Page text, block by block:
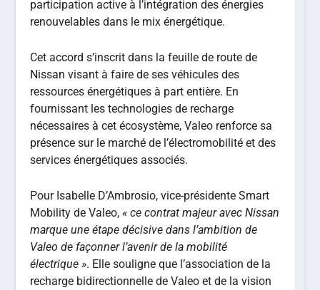
participation active à l’intégration des énergies
renouvelables dans le mix énergétique.
Cet accord s’inscrit dans la feuille de route de
Nissan visant à faire de ses véhicules des
ressources énergétiques à part entière. En
fournissant les technologies de recharge
nécessaires à cet écosystème, Valeo renforce sa
présence sur le marché de l’électromobilité et des
services énergétiques associés.
Pour Isabelle D’Ambrosio, vice-présidente Smart
Mobility de Valeo,« ce contrat majeur avec Nissan
marque une étape décisive dans l’ambition de
Valeo de façonner l’avenir de la mobilité
électrique ». Elle souligne que l’association de la
recharge bidirectionnelle de Valeo et de la vision